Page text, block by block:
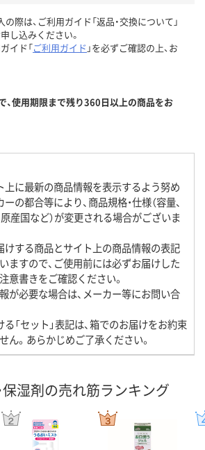
の際は、ご利用ガイド「返品・交換について」
し込みください。
イド「ご利用ガイド 」を必ずご確認の上、お
、使用期限まで残り360日以上の商品をお
上に最新の商品情報を表示するよう努め
の都合等により、商品規格・仕様（容量、
原産国など）が変更される場合がございま
けする商品とサイト上の商品情報の表記
ますので、ご使用前には必ずお届けした
意書きをご確認ください。
が必要な場合は、メーカー等にお問い合
「セット」表記は、箱でのお届けをお約束
ん。あらかじめご了承ください。
保湿剤の売れ筋ランキング